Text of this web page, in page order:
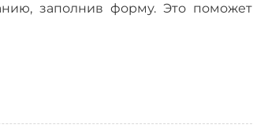
заполнив форму. Это поможет